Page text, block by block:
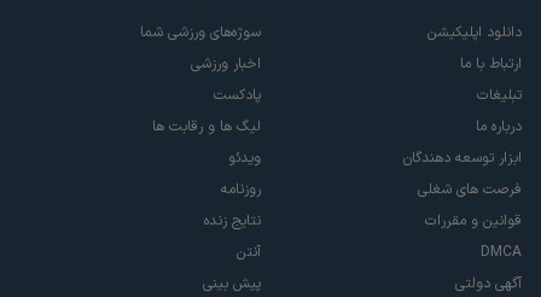
دانلود اپلیکیشن
ارتباط با ما
تبلیغات
درباره ما
ابزار توسعه دهندگان
فرصت های شغلی
قوانین و مقررات
DMCA
آگهی دولتی
سوژه‌های ورزشی شما
اخبار ورزشی
پادکست
لیگ ها و رقابت ها
ویدئو
روزنامه
نتایج زنده
آنتن
پیش بینی